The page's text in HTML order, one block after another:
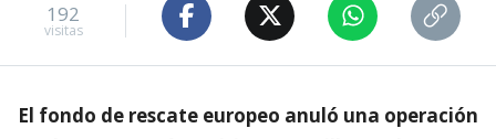
192
visitas
El fondo de rescate europeo anuló una operación